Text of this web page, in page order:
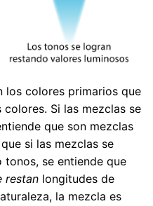
los colores primarios que
Si las mezclas se
que son mezclas
si las mezclas se
se entiende que
restan longitudes de
la mezcla es